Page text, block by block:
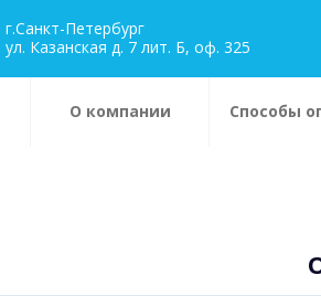
г.Cанкт-Петербург
ул. Казанская д. 7 лит. Б, оф. 325
О компании Способы